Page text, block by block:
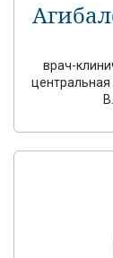
врач-
центральная